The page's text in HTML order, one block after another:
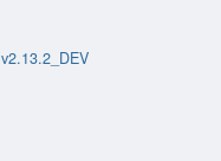
v2.13.2_DEV